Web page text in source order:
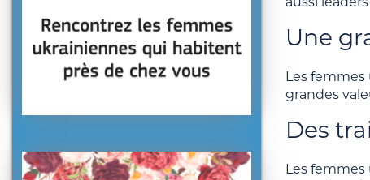
Une
Les femmes
grandes
Des
Les